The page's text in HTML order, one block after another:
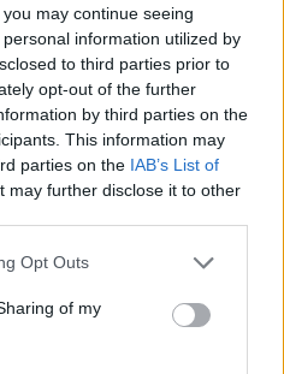
may continue seeing
information utilized by
to third parties prior to
opt-out of the further
by third parties on the
This information may
parties on the IAB’s List of
may further disclose it to other
Opt Outs
of my
το κάνεις μόνη σου
μαγνητικές, που είναι
και δεν χρειάζονται